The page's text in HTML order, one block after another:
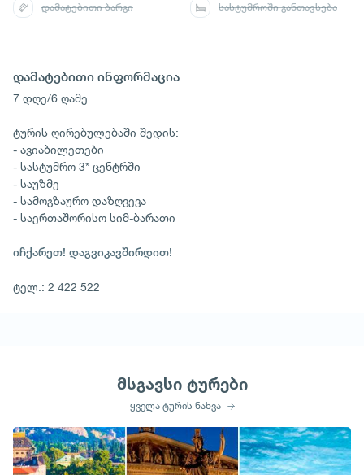
დამატებითი ინფორმაცია
7 დღე/6 ღამე
ტურის ღირებულებაში შედის:
- ავიაბილეთები
- სასტუმრო 3* ცენტრში
- საუზმე
- სამოგზაურო დაზღვევა
- საერთაშორისო სიმ-ბარათი
იჩქარეთ! დაგვიკავშირდით!
ტელ.: 2 422 522
დამატებითი ბარგი სასტუმროში განთავსება
მსგავსი ტურები
ყველა ტურის ნახვა